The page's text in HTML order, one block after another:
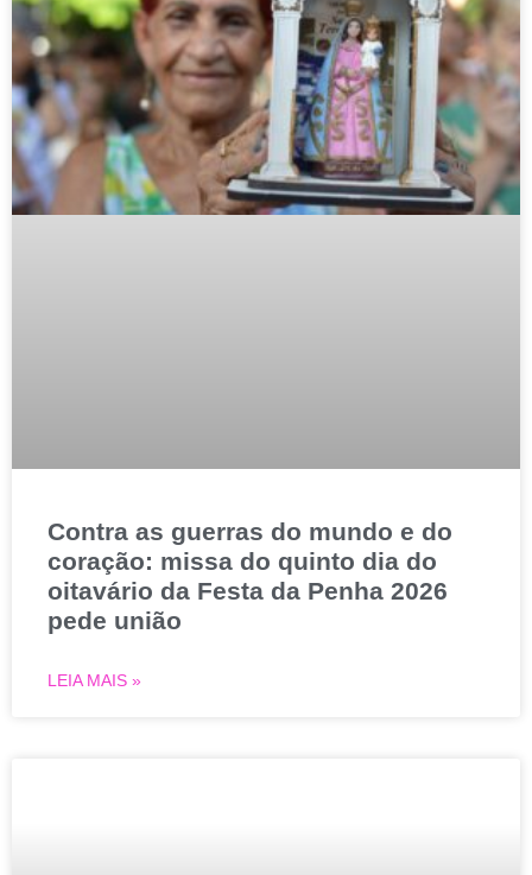
Contra as guerras do mundo e do
coração: missa do quinto dia do
oitavário da Festa da Penha 2026
pede união
LEIA MAIS »